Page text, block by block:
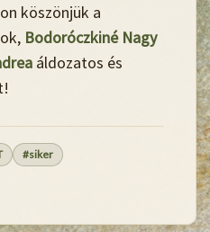
köszönjük a
Bodoróczkiné Nagy
áldozatos és
#siker